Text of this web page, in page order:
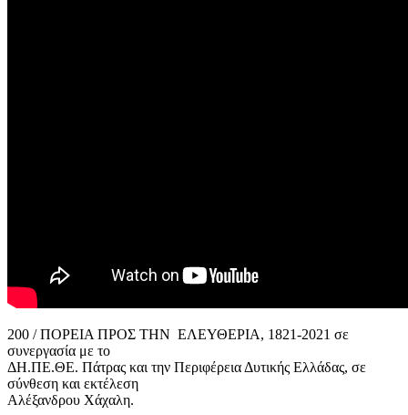
200 / ΠΟΡΕΙΑ ΠΡΟΣ ΤΗΝ ΕΛΕΥΘΕΡΙΑ, 1821-2021 σε
συνεργασία με το
ΔΗ.ΠΕ.ΘΕ. Πάτρας και την Περιφέρεια Δυτικής Ελλάδας, σε
σύνθεση και εκτέλεση
Αλέξανδρου Χάχαλη.